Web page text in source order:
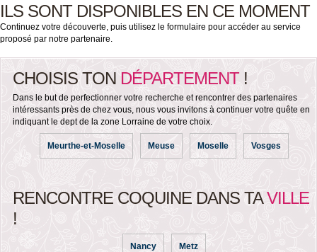
ILS SONT DISPONIBLES EN CE MOMENT
Continuez votre découverte, puis utilisez le formulaire pour accéder au service
proposé par notre partenaire.
CHOISIS TON DÉPARTEMENT!
Dans le but de perfectionner votre recherche et rencontrer des partenaires
intéressants près de chez vous, nous vous invitons à continuer votre quête en
indiquant le dept de la zone Lorraine de votre choix.
Meurthe-et-Moselle Meuse Moselle Vosges
RENCONTRE COQUINE DANS TAVILLE
!
Nancy Metz